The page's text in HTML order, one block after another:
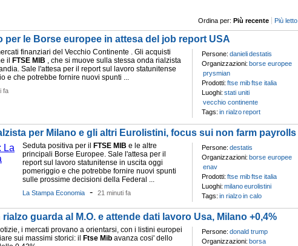
Ordina per: Più recente Più letto
per le Borse europee in attesa del job report USA
finanziari del Vecchio Continente . Gli acquisti
il
FTSE MIB , che si muove sulla stessa onda rialzista
Sale l'attesa per il report sul lavoro statunitense
e che potrebbe fornire nuovi spunti ...
fa
Persone: danielidestatis
Organizzazioni: borse europee
prysmian
Prodotti: ftse mibftse italia
Luoghi: stati uniti
vecchio continente
Tags: in rialzoreport
per Milano e gli altri Eurolistini, focus sui non farm payrolls
Seduta positiva per il FTSE MIB e le altre
principali Borse Europee. Sale l'attesa per il
report sul lavoro statunitense in uscita oggi
pomeriggio e che potrebbe fornire nuovi spunti
sulle prossime decisioni della Federal ...
La Stampa Economia - 21 minuti fa
Persone: destatis
Organizzazioni: borse europee
enav
Prodotti: ftse mibftse italia
Luoghi: milanoeurolistini
Tags: in rialzoin calo
guarda al M.O. e attende dati lavoro Usa, Milano +0,4%
i mercati provano a orientarsi, con i listini europei
sui massimi storici: il
Ftse Mib avanza cosi' dello
Persone: donald trump
Organizzazioni: borsa